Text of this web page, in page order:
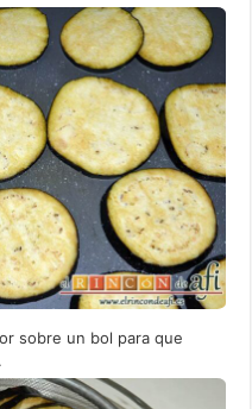
sobre un bol para que